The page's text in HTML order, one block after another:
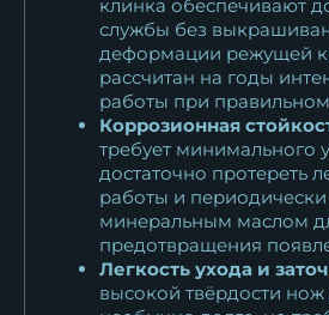
клинка обеспечивают
службы без
деформации режущей
рассчитан на годы
работы при
Коррозионная
требует минимального
достаточно протереть
работы и периодически
минеральным маслом
предотвращения
Легкость ухода и
высокой твёрдости нож